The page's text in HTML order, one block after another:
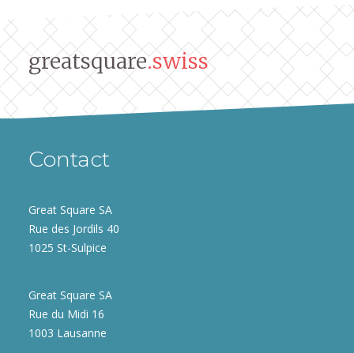
greatsquare.swiss
Contact
Great Square SA
Rue des Jordils 40
1025 St-Sulpice
Great Square SA
Rue du Midi 16
1003 Lausanne